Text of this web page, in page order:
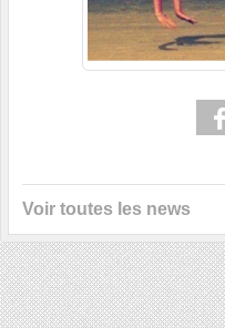
Voir toutes les news